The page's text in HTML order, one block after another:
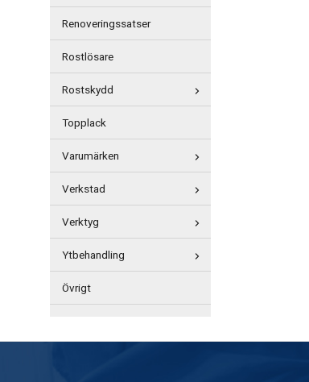
Renoveringssatser
Rostlösare
Rostskydd
Topplack
Varumärken
Verkstad
Verktyg
Ytbehandling
Övrigt